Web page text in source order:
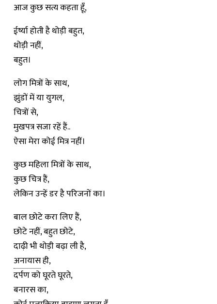
आज कुछ सत्य कहता हूँ,
ईर्ष्या होती है थोड़ी बहुत,
थोड़ी नहीं,
बहुत।
लोग मित्रों के साथ,
झुंडों में या युगल,
चित्रों से,
मुखपत्र सजा रहें हैं..
ऐसा मेरा कोई मित्र नहीं।
कुछ महिला मित्रों के साथ,
कुछ चित्र हैं,
लेकिन उन्हें डर है परिजनों का।
बाल छोटे करा लिए हैं,
छोटे नहीं, बहुत छोटे,
दाढ़ी भी थोड़ी बढ़ा ली है,
अनायासही,
दर्पण को घूरते घूरते,
बनारस का,